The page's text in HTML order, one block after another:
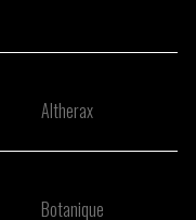
Altherax
Botanique